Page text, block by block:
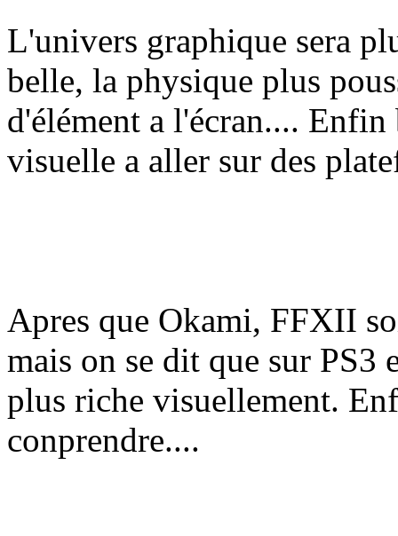
L'univers graphique sera
belle, la physique plus
d'élément a l'écran....
visuelle a aller sur des
Apres que Okami, FFXII
mais on se dit que sur
plus riche visuellement.
conprendre....